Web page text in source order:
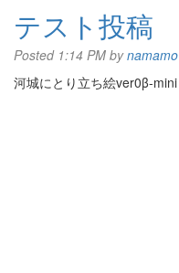
テスト投稿
Posted 1:14 PM bynamamo
河城にとり立ち絵ver0β-mini